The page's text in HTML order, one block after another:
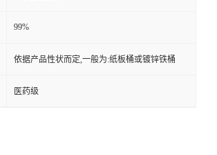
99%
依据产品性状而定,一般为:纸板桶或镀锌铁桶
医药级